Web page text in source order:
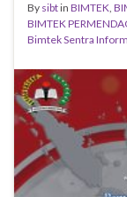
By sibtin BIMTEK,
BIMTEK
Bimtek Sentra